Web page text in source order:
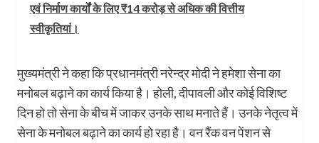
एवं निर्माण कार्यों के लिए ₹14 करोड़ से अधिक की वित्तीय
स्वीकृतियां।
मुख्यमंत्री ने कहा कि प्रधानमंत्री नरेन्द्र मोदी ने हमेशा सेना का
मनोबल बढ़ाने का कार्य किया है। होली, दीपावली और कोई विशिष्ट
दिन हो तो सेना के बीच में जाकर उनके साथ मनाते हैं। उनके नेतृत्व में
सेना के मनोबल बढ़ाने का कार्य हो रहा है। वन रैंक वन पेंशन से